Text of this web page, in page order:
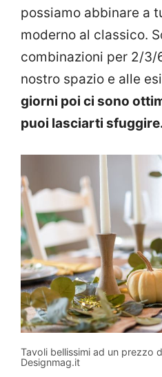
possiamo abbinare a
moderno al classico.
combinazioni per 2/3/
nostro spazio e alle
giorni poi ci sono
puoi lasciarti
Tavoli bellissimi ad un prezzo
Designmag.it